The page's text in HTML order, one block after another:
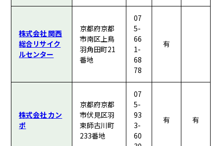
株式会社 関西
総合リサイク
ルセンター
京都府京都
市南区上鳥
羽角田町21
番地
07
5-
66
1-
68
78
有
株式会社 カン
ポ
京都府京都
市伏見区羽
束師古川町
233番地
07
5-
93
3-
60
有 有